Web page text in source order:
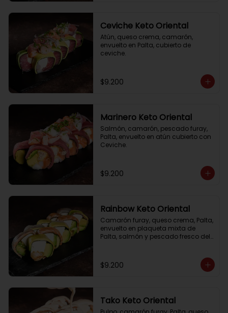
Ceviche Keto Oriental
Atún, queso crema, camarón,
envuelto en Palta, cubierto de
ceviche.
$9.200
Marinero Keto Oriental
Salmón, camarón, pescado furay,
Palta, envuelto en atún cubierto con
Ceviche.
$9.200
Rainbow Keto Oriental
Camarón furay, queso crema, Palta,
envuelto en plaqueta mixta de
Palta, salmón y pescado fresco del
$9.200
Tako Keto Oriental